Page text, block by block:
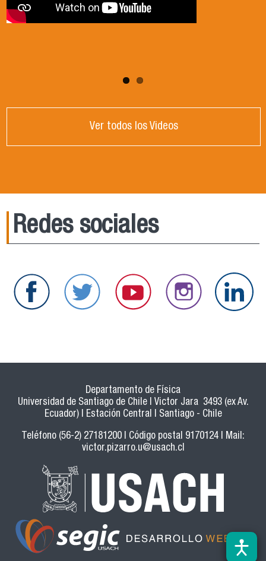
Ver todos los Videos
Redes sociales
Departamento de Física
Universidad de Santiago de Chile | Victor Jara 3493 (ex Av.
Ecuador) | Estación Central | Santiago - Chile
Teléfono (56-2) 27181200 | Código postal 9170124 | Mail:
victor.pizarro.u@usach.cl